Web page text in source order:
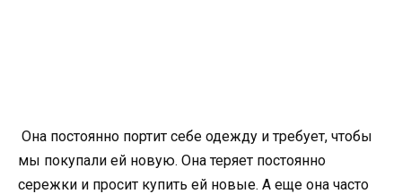
Она постоянно портит себе одежду и требует, чтобы
мы покупали ей новую. Она теряет постоянно
сережки и просит купить ей новые. А еще она часто